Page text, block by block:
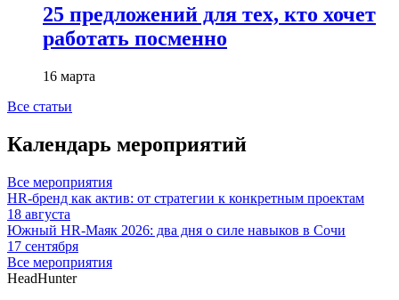
25 предложений для тех, кто хочет
работать посменно
16 марта
Все статьи
Календарь мероприятий
Все мероприятия
HR-бренд как актив: от стратегии к конкретным проектам
18 августа
Южный HR-Маяк 2026: два дня о силе навыков в Сочи
17 сентября
Все мероприятия
HeadHunter